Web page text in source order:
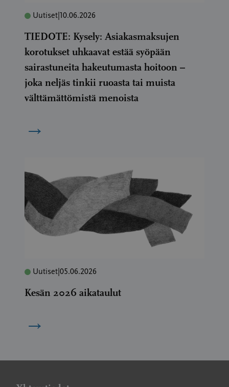
Uutiset 10.06.2026
TIEDOTE: Kysely: Asiakasmaksujen
korotukset uhkaavat estää syöpään
sairastuneita hakeutumasta hoitoon –
joka neljäs tinkii ruoasta tai muista
välttämättömistä menoista
→
Uutiset 05.06.2026
Kesän 2026 aikataulut
→